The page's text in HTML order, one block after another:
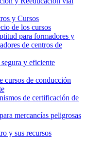
y Cursos
de los cursos
para formadores y
de centros de
y eficiente
cursos de conducción
de certificación de
mercancías peligrosas
y sus recursos